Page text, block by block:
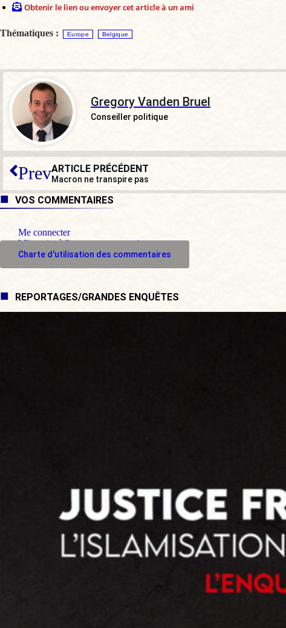
Obtenir le lien ou envoyer cet article à un ami
Thématiques : Europe Belgique
Gregory Vanden Bruel
Conseiller politique
PrevARTICLE PRÉCÉDENT
Macron ne transpire pas
VOS COMMENTAIRES
Me connecter
M'inscrire à l'espace commentaire
Charte d'utilisation des commentaires
REPORTAGES/GRANDES ENQUÊTES